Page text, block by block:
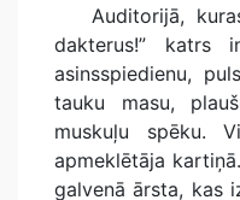
Auditorijā, kuras
dakterus!” katrs
asinsspiedienu,
tauku masu,
muskuļu spēku.
apmeklētāja
galvenā ārsta, kas